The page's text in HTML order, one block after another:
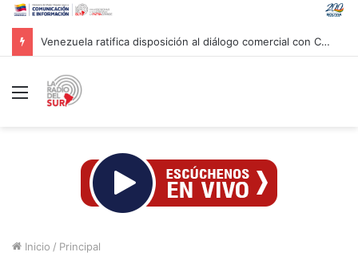
Venezuela ratifica disposición al diálogo comercial con Colombia bajo el principio de soberanía
Menú
Inicio / Principal